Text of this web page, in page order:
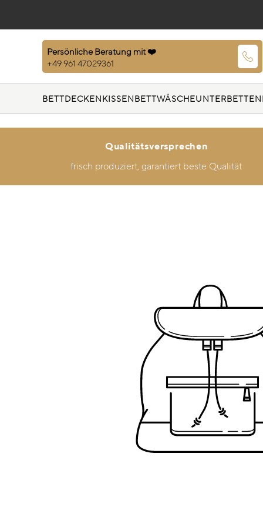
Persönliche Beratung mit ❤️
+49 961 47029361
BETTDECKENKISSENBETTWÄSCHEUNTERBETTEN
Qualitätsversprechen
frisch produziert, garantiert beste Qualität